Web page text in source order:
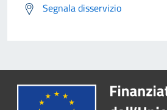
Segnala disservizio